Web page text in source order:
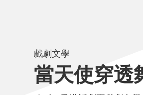
戲劇文學
當天使穿透